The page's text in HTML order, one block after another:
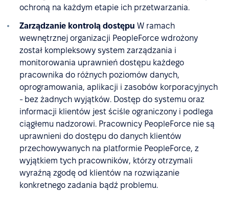
ochroną na każdym etapie ich przetwarzania.
Zarządzanie kontrolą dostępu W ramach
wewnętrznej organizacji PeopleForce wdrożony
został kompleksowy system zarządzania i
monitorowania uprawnień dostępu każdego
pracownika do różnych poziomów danych,
oprogramowania, aplikacji i zasobów korporacyjnych
- bez żadnych wyjątków. Dostęp do systemu oraz
informacji klientów jest ściśle ograniczony i podlega
ciągłemu nadzorowi. Pracownicy PeopleForce nie są
uprawnieni do dostępu do danych klientów
przechowywanych na platformie PeopleForce, z
wyjątkiem tych pracowników, którzy otrzymali
wyraźną zgodę od klientów na rozwiązanie
konkretnego zadania bądź problemu.